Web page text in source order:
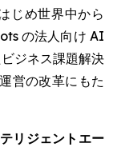
じめ世界中から
の法人向け AI
ジネス課題解決
営の改革にもた
リジェントエー